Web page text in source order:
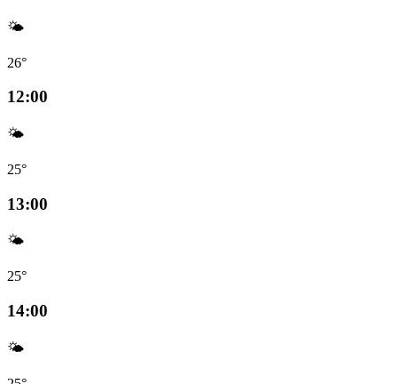
🌤️
26°
12:00
🌤️
25°
13:00
🌤️
25°
14:00
🌤️